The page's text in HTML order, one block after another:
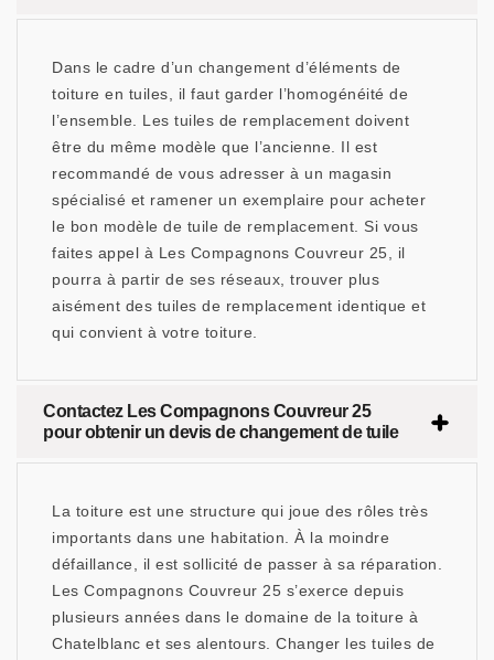
Dans le cadre d’un changement d’éléments de
toiture en tuiles, il faut garder l’homogénéité de
l’ensemble. Les tuiles de remplacement doivent
être du même modèle que l’ancienne. Il est
recommandé de vous adresser à un magasin
spécialisé et ramener un exemplaire pour acheter
le bon modèle de tuile de remplacement. Si vous
faites appel à Les Compagnons Couvreur 25, il
pourra à partir de ses réseaux, trouver plus
aisément des tuiles de remplacement identique et
qui convient à votre toiture.
Contactez Les Compagnons Couvreur 25
pour obtenir un devis de changement de tuile
La toiture est une structure qui joue des rôles très
importants dans une habitation. À la moindre
défaillance, il est sollicité de passer à sa réparation.
Les Compagnons Couvreur 25 s’exerce depuis
plusieurs années dans le domaine de la toiture à
Chatelblanc et ses alentours. Changer les tuiles de